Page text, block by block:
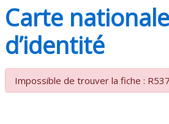
Carte nationale
d’identité
Impossible de trouver la fiche :